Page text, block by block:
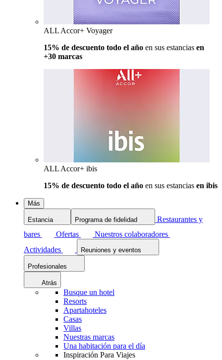
ALL Accor+ Voyager
15% de descuento todo el año en sus estancias en
+30 marcas
ALL Accor+ ibis
15% de descuento todo el año en sus estancias en ibis
Más
Estancia Programa de fidelidad
Restaurantes y
bares
Ofertas
Nuestros colaboradores
Actividades
Reuniones y eventos
Profesionales
Atrás
Busque un hotel
Resorts
Apartahoteles
Casas
Villas
Nuestras marcas
Una habitación para el día
Inspiración Para Viajes